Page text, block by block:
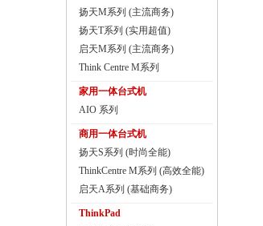
扬天M系列 (主流商务)
扬天T系列 (实用超值)
启天M系列 (主流商务)
Think Centre M系列
家用一体台式机
AIO 系列
商用一体台式机
扬天S系列 (时尚全能)
ThinkCentre M系列 (高效全能)
启天A系列 (基础商务)
ThinkPad